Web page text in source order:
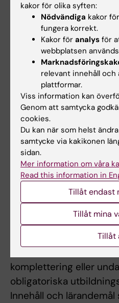
examinationstillfälle
ytterligare fem
studenten genomfört
tentamina/prov ges
examinationstillfälle.
räknas de gånger
samma prov.
räknas som
Examinationstillfälle till
sig men inte deltagit
examinationstillfälle.
Om det föreligger
anpassning för student
funktionsnedsättning
beslut om att frångå
om examinationsform,
komplettering eller
obligatoriska
Innehåll och
kakor för olika syften:
Nödvändiga kakor
fungera korrekt.
Kakor för analys för
webbplatsen
relevant innehåll
plattformar.
Viss information kan
Genom att samtycka
cookies.
Du kan när som helst
samtycke via kakikonen
sidan.
Mer information om våra
Read this information in
Tillåt endast
Tillåt mina
Tillåt